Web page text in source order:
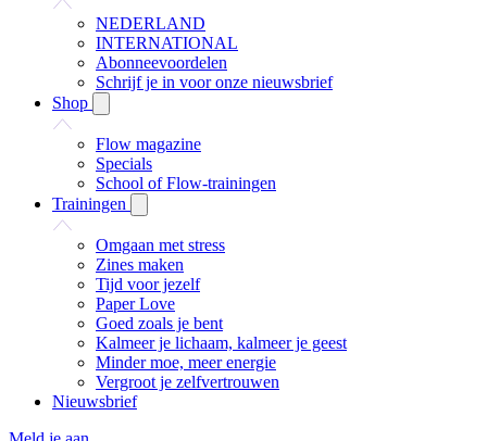
NEDERLAND
INTERNATIONAL
Abonneevoordelen
Schrijf je in voor onze nieuwsbrief
Shop
Flow magazine
Specials
School of Flow-trainingen
Trainingen
Omgaan met stress
Zines maken
Tijd voor jezelf
Paper Love
Goed zoals je bent
Kalmeer je lichaam, kalmeer je geest
Minder moe, meer energie
Vergroot je zelfvertrouwen
Nieuwsbrief